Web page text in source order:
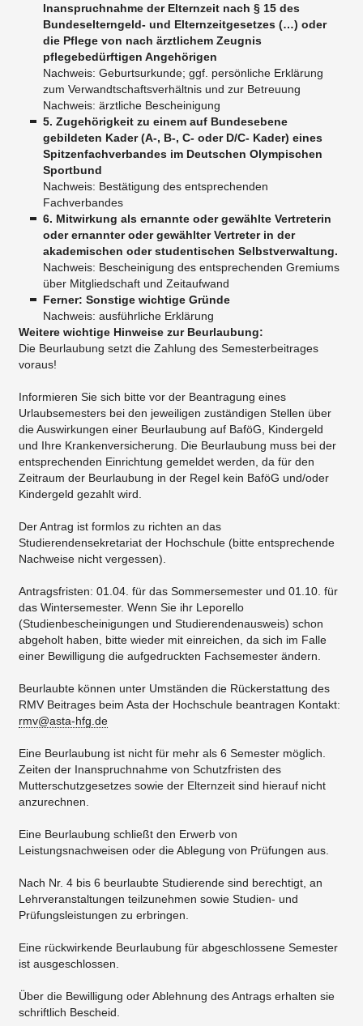
Inanspruchnahme der Elternzeit nach § 15 des
Bundeselterngeld- und Elternzeitgesetzes (…) oder
die Pflege von nach ärztlichem Zeugnis
pflegebedürftigen Angehörigen
Nachweis: Geburtsurkunde; ggf. persönliche Erklärung
zum Verwandtschaftsverhältnis und zur Betreuung
Nachweis: ärztliche Bescheinigung
5. Zugehörigkeit zu einem auf Bundesebene
gebildeten Kader (A-, B-, C- oder D/C- Kader) eines
Spitzenfachverbandes im Deutschen Olympischen
Sportbund
Nachweis: Bestätigung des entsprechenden
Fachverbandes
6. Mitwirkung als ernannte oder gewählte Vertreterin
oder ernannter oder gewählter Vertreter in der
akademischen oder studentischen Selbstverwaltung.
Nachweis: Bescheinigung des entsprechenden Gremiums
über Mitgliedschaft und Zeitaufwand
Ferner: Sonstige wichtige Gründe
Nachweis: ausführliche Erklärung
Weitere wichtige Hinweise zur Beurlaubung:
Die Beurlaubung setzt die Zahlung des Semesterbeitrages
voraus!
Informieren Sie sich bitte vor der Beantragung eines
Urlaubsemesters bei den jeweiligen zuständigen Stellen über
die Auswirkungen einer Beurlaubung auf BaföG, Kindergeld
und Ihre Krankenversicherung. Die Beurlaubung muss bei der
entsprechenden Einrichtung gemeldet werden, da für den
Zeitraum der Beurlaubung in der Regel kein BaföG und/oder
Kindergeld gezahlt wird.
Der Antrag ist formlos zu richten an das
Studierendensekretariat der Hochschule (bitte entsprechende
Nachweise nicht vergessen).
Antragsfristen: 01.04. für das Sommersemester und 01.10. für
das Wintersemester. Wenn Sie ihr Leporello
(Studienbescheinigungen und Studierendenausweis) schon
abgeholt haben, bitte wieder mit einreichen, da sich im Falle
einer Bewilligung die aufgedruckten Fachsemester ändern.
Beurlaubte können unter Umständen die Rückerstattung des
RMV Beitrages beim Asta der Hochschule beantragen Kontakt:
rmv@asta-hfg.de
Eine Beurlaubung ist nicht für mehr als 6 Semester möglich.
Zeiten der Inanspruchnahme von Schutzfristen des
Mutterschutzgesetzes sowie der Elternzeit sind hierauf nicht
anzurechnen.
Eine Beurlaubung schließt den Erwerb von
Leistungsnachweisen oder die Ablegung von Prüfungen aus.
Nach Nr. 4 bis 6 beurlaubte Studierende sind berechtigt, an
Lehrveranstaltungen teilzunehmen sowie Studien- und
Prüfungsleistungen zu erbringen.
Eine rückwirkende Beurlaubung für abgeschlossene Semester
ist ausgeschlossen.
Über die Bewilligung oder Ablehnung des Antrags erhalten sie
schriftlich Bescheid.